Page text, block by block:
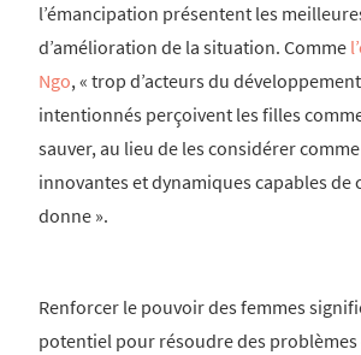
l’émancipation présentent les
d’amélioration de la situation. Comme
Ngo, « trop d’acteurs du
intentionnés perçoivent les filles
sauver, au lieu de les considérer
innovantes et dynamiques capables de
donne ».
Renforcer le pouvoir des femmes
potentiel pour résoudre des problèmes